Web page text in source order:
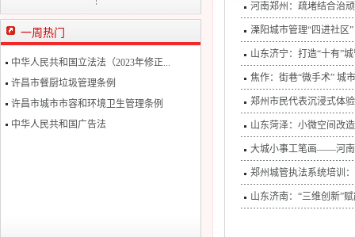
河南郑州：疏堵结合治
溧阳城市管理“四进社
山东济宁：打造“十有”
焦作：街巷“微手术” 城
郑州市民代表沉浸式体
山东菏泽：小微空间改
大城小事工笔画——河南
郑州城管执法系统培训
山东济南：“三维创新”
一周热门
中华人民共和国立法法（2023年修正...
许昌市餐厨垃圾管理条例
许昌市城市市容和环境卫生管理条例
中华人民共和国广告法